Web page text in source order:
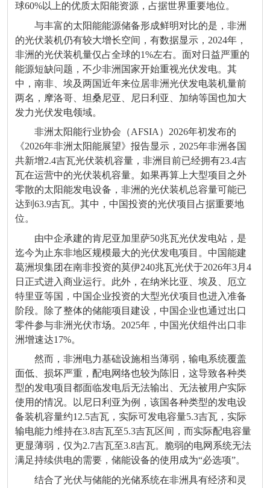
球60%以上的优质太阳能资源，占据世界重要地位。
与丰富的太阳能能源储备形成鲜明对比的是，非洲
的光伏装机仍有较大增长空间，有数据显示，2024年，
非洲的光伏装机量仅占全球的1%左右。面对日益严重的
能源短缺问题，不少非洲国家开始重视光伏发电。其
中，南非、埃及两国近年来位居非洲光伏发电装机量前
两名，摩洛哥、坦桑尼亚、尼日利亚、加纳等国也加大
发力光伏发电领域。
非洲太阳能行业协会（AFSIA）2026年初发布的
《2026年非洲太阳能展望》报告显示，2025年非洲各国
共新增2.4吉瓦光伏装机容量，非洲目前已经拥有23.4吉
瓦在运营中的光伏装机容量。如果再算上大型项目之外
零散的太阳能发电设备，非洲的光伏装机总容量可能已
达到63.9吉瓦。其中，中国投资的光伏项目占据重要地
位。
由中企承建的肯尼亚加里萨50兆瓦光伏发电站，是
迄今为止东非地区规模最大的光伏发电项目。中国能建
葛洲坝集团在南非投资的莫伊240兆瓦光伏于2026年3月4
日正式进入商业运行。此外，在纳米比亚、埃及、厄立
特里亚等国，中国企业投资的大型光伏项目也进入准备
阶段。除了整体的储能项目建设，中国企业也通过出口
零件参与非洲光伏市场。2025年，中国光伏组件出口非
洲增速达17%。
然而，非洲电力基础设施相当薄弱，输电系统覆盖
面低、损坏严重，配电网络也较为陈旧，这导致各种类
型的发电项目都面临发电后无法输出、无法被用户实际
使用的情况。以尼日利亚为例，该国各种类型的发电设
备装机容量约12.5吉瓦，实际可发电容量5.3吉瓦，实际
输电能力维持在3.8吉瓦至5.3吉瓦区间，而实际配电容量
更显薄弱，仅为2.7吉瓦至3.8吉瓦。脆弱的电网系统无法
满足持续供电的需要，储能设备的使用成为“必选项”。
结合了光伏与储能的光储系统在非洲具有经济和灵